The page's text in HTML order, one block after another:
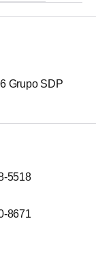
Grupo SDP
5518
8671